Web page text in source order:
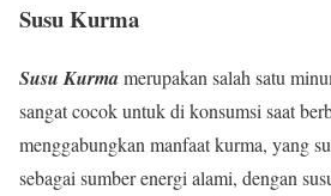
Susu Kurma
Susu Kurmamerupakan salah satu
sangat cocok untuk di konsumsi saat
menggabungkan manfaat kurma, yang
sebagai sumber energi alami, dengan